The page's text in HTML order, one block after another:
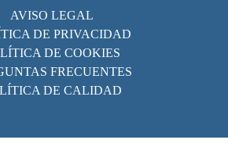
AVISO LEGAL
DE PRIVACIDAD
DE COOKIES
FRECUENTES
DE CALIDAD